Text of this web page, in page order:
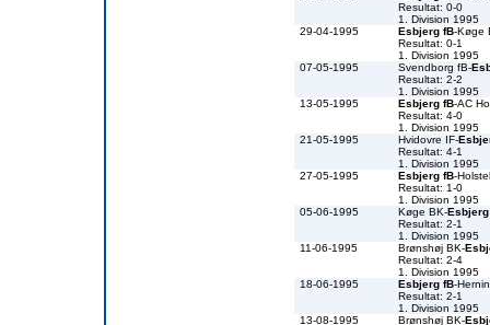
Resultat: 0-0
1. Division 1995
29-04-1995
Esbjerg fB-Køge
Resultat: 0-1
1. Division 1995
07-05-1995
Svendborg fB-
Resultat: 2-2
1. Division 1995
13-05-1995
Esbjerg fB-AC
Resultat: 4-0
1. Division 1995
21-05-1995
Hvidovre IF-
Resultat: 4-1
1. Division 1995
27-05-1995
Esbjerg fB-
Resultat: 1-0
1. Division 1995
05-06-1995
Køge BK-
Resultat: 2-1
1. Division 1995
11-06-1995
Brønshøj BK-
Resultat: 2-4
1. Division 1995
18-06-1995
Esbjerg fB-
Resultat: 2-1
1. Division 1995
13-08-1995
Brønshøj BK-